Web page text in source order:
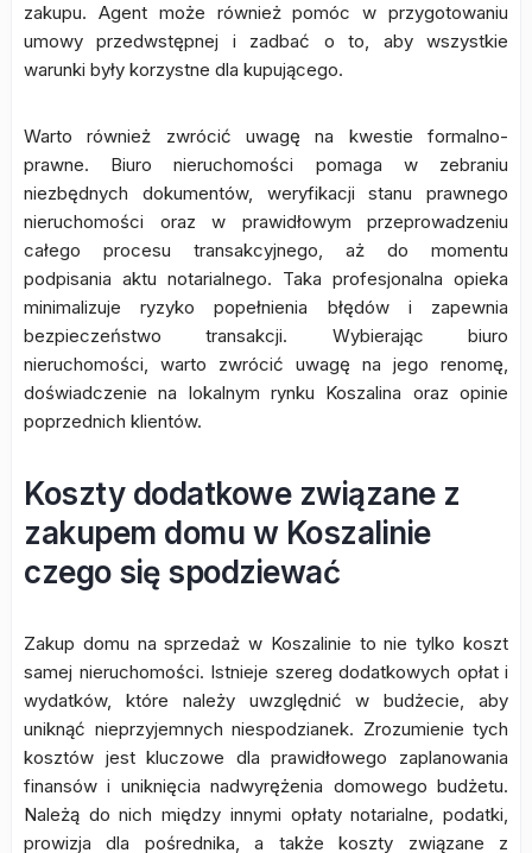
zakupu. Agent może również pomóc w przygotowaniu
umowy przedwstępnej i zadbać o to, aby wszystkie
warunki były korzystne dla kupującego.
Warto również zwrócić uwagę na kwestie formalno-
prawne. Biuro nieruchomości pomaga w zebraniu
niezbędnych dokumentów, weryfikacji stanu prawnego
nieruchomości oraz w prawidłowym przeprowadzeniu
całego procesu transakcyjnego, aż do momentu
podpisania aktu notarialnego. Taka profesjonalna opieka
minimalizuje ryzyko popełnienia błędów i zapewnia
bezpieczeństwo transakcji. Wybierając biuro
nieruchomości, warto zwrócić uwagę na jego renomę,
doświadczenie na lokalnym rynku Koszalina oraz opinie
poprzednich klientów.
Koszty dodatkowe związane z
zakupem domu w Koszalinie
czego się spodziewać
Zakup domu na sprzedaż w Koszalinie to nie tylko koszt
samej nieruchomości. Istnieje szereg dodatkowych opłat i
wydatków, które należy uwzględnić w budżecie, aby
uniknąć nieprzyjemnych niespodzianek. Zrozumienie tych
kosztów jest kluczowe dla prawidłowego zaplanowania
finansów i uniknięcia nadwyrężenia domowego budżetu.
Należą do nich między innymi opłaty notarialne, podatki,
prowizja dla pośrednika, a także koszty związane z